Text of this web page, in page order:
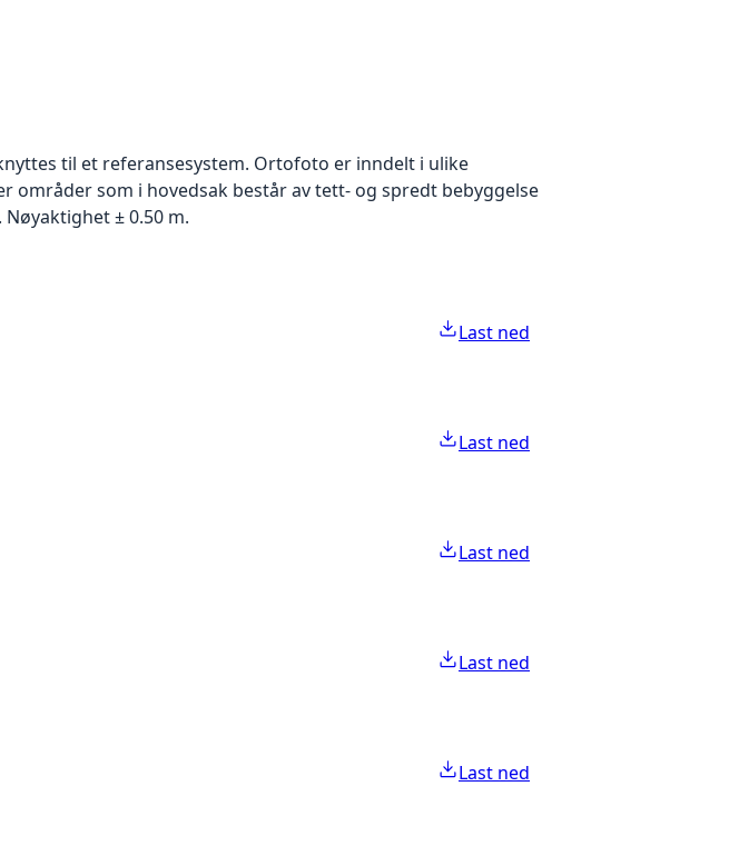
til et referansesystem. Ortofoto er inndelt i ulike
som i hovedsak består av tett- og spredt bebyggelse
± 0.50 m.
Last ned
Last ned
Last ned
Last ned
Last ned